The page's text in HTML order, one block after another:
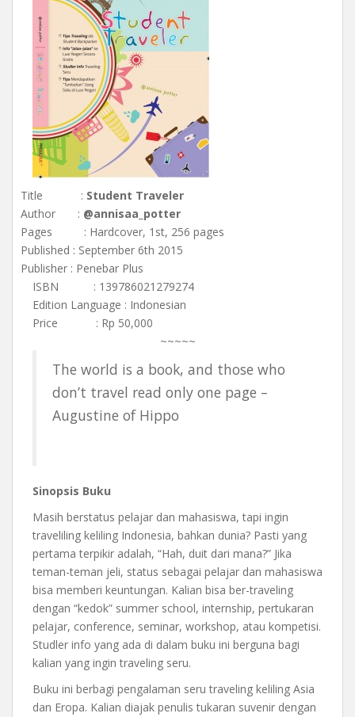
Title : Student Traveler
Author : @annisaa_potter
Pages : Hardcover, 1st, 256 pages
Published : September 6th 2015
Publisher : Penebar Plus
ISBN : 139786021279274
Edition Language : Indonesian
Price : Rp 50,000
~~~~~
The world is a book, and those who
don’t travel read only one page –
Augustine of Hippo
Sinopsis Buku
Masih berstatus pelajar dan mahasiswa, tapi ingin
traveliling keliling Indonesia, bahkan dunia? Pasti yang
pertama terpikir adalah, “Hah, duit dari mana?” Jika
teman-teman jeli, status sebagai pelajar dan mahasiswa
bisa memberi keuntungan. Kalian bisa ber-traveling
dengan “kedok” summer school, internship, pertukaran
pelajar, conference, seminar, workshop, atau kompetisi.
Studler info yang ada di dalam buku ini berguna bagi
kalian yang ingin traveling seru.
Buku ini berbagi pengalaman seru traveling keliling Asia
dan Eropa. Kalian diajak penulis tukaran suvenir dengan